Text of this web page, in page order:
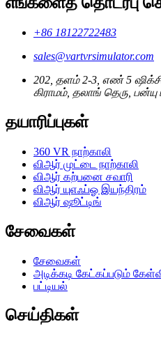
+86 18122722483
sales@vartvrsimulator.com
202, தளம் 2-3, எண் 5
கிராமம், தலாங் தெரு,
தயாரிப்புகள்
360 VR நாற்காலி
விஆர் முட்டை நாற்காலி
விஆர் கற்பனை சவாரி
விஆர் யுஎஃப்ஓ இயந்திரம்
விஆர் ஷூட்டிங்
சேவைகள்
சேவைகள்
அடிக்கடி கேட்கப்படும்
பட்டியல்
செய்திகள்